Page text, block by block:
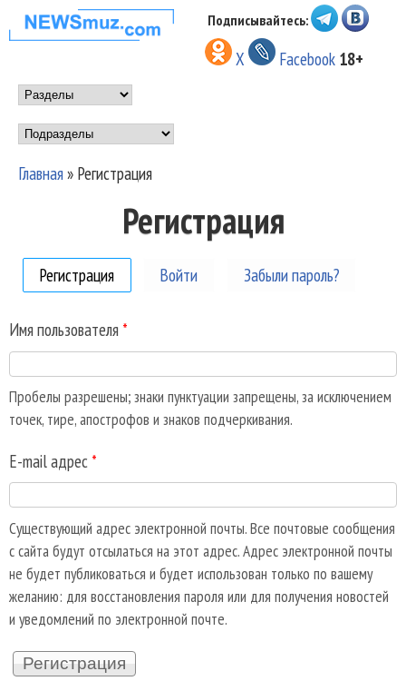
Перейти к основному
содержанию
НОВОСТИ
МУЗЫКИ И
ШОУ БИЗНЕСА
NEWSMUZ.COM
Подписывайтесь:
X Facebook 18+
Main menu
Подразделы
Главная» Регистрация
Регистрация
Регистрация (активная вкладка)
Войти Забыли пароль?
Имя пользователя *
Пробелы разрешены; знаки пунктуации запрещены, за исключением
точек, тире, апострофов и знаков подчеркивания.
E-mail адрес *
Существующий адрес электронной почты. Все почтовые сообщения
с сайта будут отсылаться на этот адрес. Адрес электронной почты
не будет публиковаться и будет использован только по вашему
желанию: для восстановления пароля или для получения новостей
и уведомлений по электронной почте.